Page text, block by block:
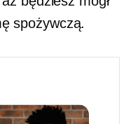
spożywczą.